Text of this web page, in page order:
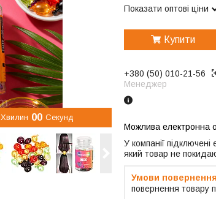
Хвилин 00 Секунд
Показати оптові ціни
Купити
+380 (50) 010-21-56
Менеджер
У компанії
який товар не
повернення товару